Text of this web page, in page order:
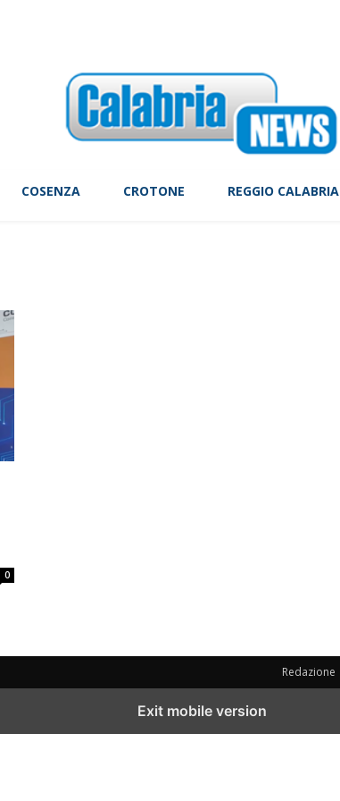
COSENZA CROTONE REGGIO CALABRIA
0
Redazione
Exit mobile version